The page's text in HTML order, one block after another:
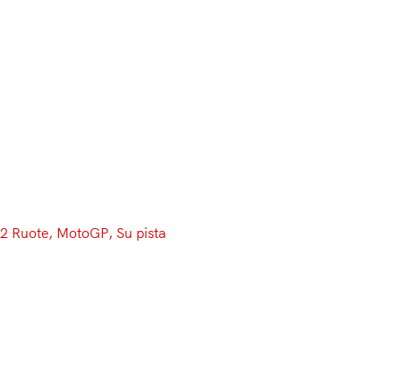
2 Ruote, MotoGP, Su pista